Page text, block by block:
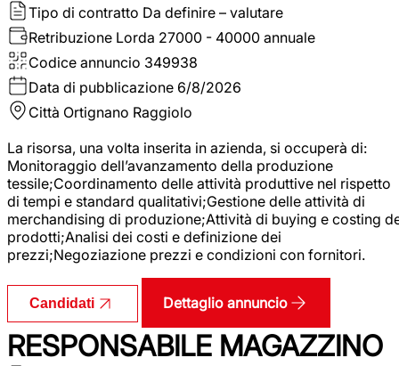
Tipo di contratto Da definire – valutare
Retribuzione Lorda 27000 - 40000 annuale
Codice annuncio 349938
Data di pubblicazione 6/8/2026
Città Ortignano Raggiolo
La risorsa, una volta inserita in azienda, si occuperà di:
Monitoraggio dell’avanzamento della produzione
tessile;Coordinamento delle attività produttive nel rispetto
di tempi e standard qualitativi;Gestione delle attività di
merchandising di produzione;Attività di buying e costing
prodotti;Analisi dei costi e definizione dei
prezzi;Negoziazione prezzi e condizioni con fornitori.
Candidati Dettaglio annuncio
RESPONSABILE MAGAZZINO